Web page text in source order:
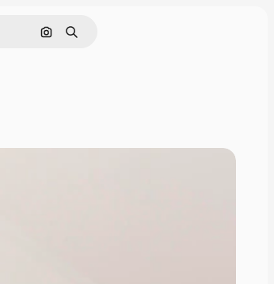
Поиск по изображению
Поиск